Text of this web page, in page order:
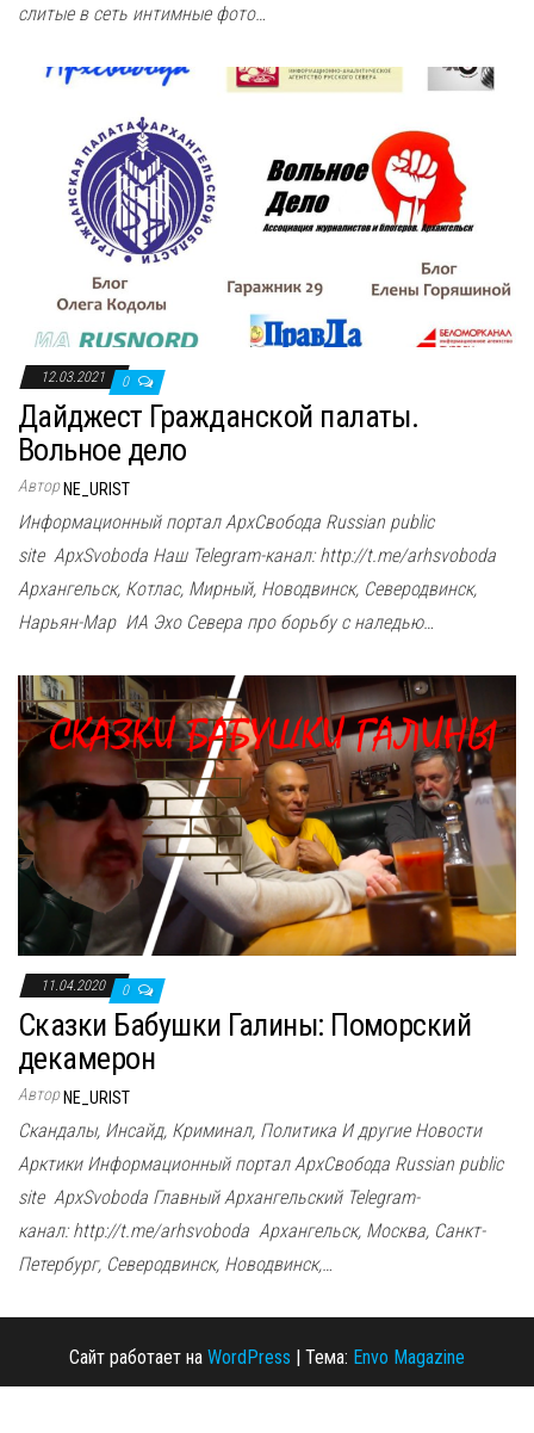
слитые в сеть интимные фото…
12.03.2021 0
Дайджест Гражданской палаты.
Вольное дело
Автор NE_URIST
Информационный портал АрхСвобода Russian public
site ApxSvoboda Наш Telegram-канал: http://t.me/arhsvoboda
Архангельск, Котлас, Мирный, Новодвинск, Северодвинск,
Нарьян-Мар ИА Эхо Севера про борьбу с наледью…
11.04.2020 0
Сказки Бабушки Галины: Поморский
декамерон
Автор NE_URIST
Скандалы, Инсайд, Криминал, Политика И другие Новости
Арктики Информационный портал АрхСвобода Russian public
site ApxSvoboda Главный Архангельский Telegram-
канал: http://t.me/arhsvoboda Архангельск, Москва, Санкт-
Петербург, Северодвинск, Новодвинск,…
Сайт работает на WordPress | Тема: Envo Magazine